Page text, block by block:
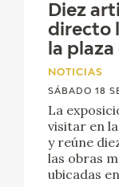
Diez
directo
la
NOTICIAS
SÁBADO 18
La
visitar en
y reúne
las obras
ubicadas